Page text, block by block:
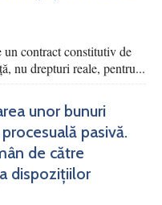
un contract constitutiv de
nu drepturi reale, pentru...
unor bunuri
pasivă.
de către
dispozițiilor